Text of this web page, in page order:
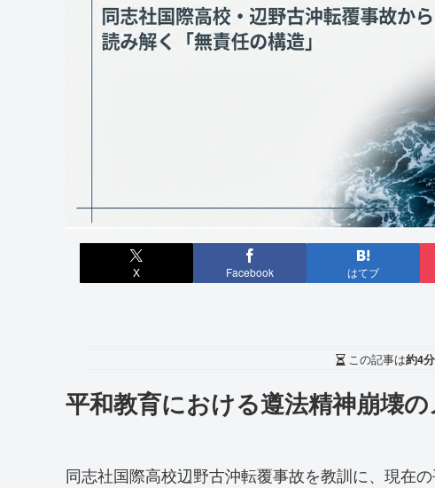
X Facebook はてブ
この記事は約4分
平和教育における遵法精神崩壊
同志社国際高校辺野古沖転覆事故を教訓に、現在